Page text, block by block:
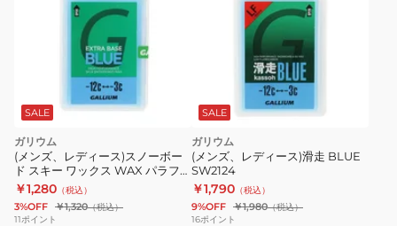
SALE
ガリウム
(メンズ、レディース)スノーボー
ド スキー ワックス WAX パラフィ
ン EXTRA BASE BLUE
21SW2074 ブルー
￥1,280 （税込）
3%OFF ￥1,320（税込）
11ポイント
SALE
ガリウム
(メンズ、レディース)滑走 BLUE
SW2124
￥1,790 （税込）
9%OFF ￥1,980（税込）
16ポイント